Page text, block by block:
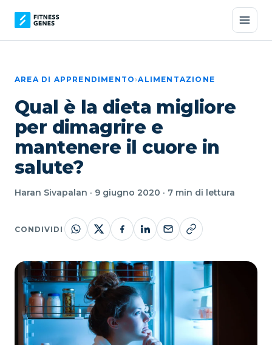
AREA DI APPRENDIMENTO›ALIMENTAZIONE
Qual è la dieta migliore
per dimagrire e
mantenere il cuore in
salute?
Haran Sivapalan · 9 giugno 2020 · 7 min di lettura
CONDIVIDI